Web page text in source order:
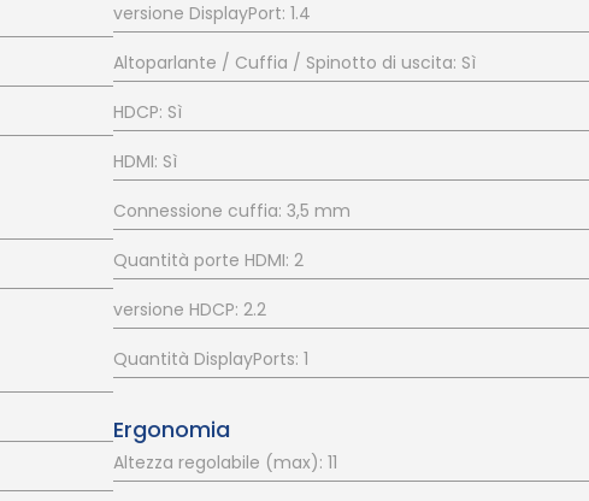
versione DisplayPort: 1.4
Altoparlante / Cuffia / Spinotto di uscita: Sì
HDCP: Sì
HDMI: Sì
Connessione cuffia: 3,5 mm
Quantità porte HDMI: 2
versione HDCP: 2.2
Quantità DisplayPorts: 1
Ergonomia
Altezza regolabile (max): 11